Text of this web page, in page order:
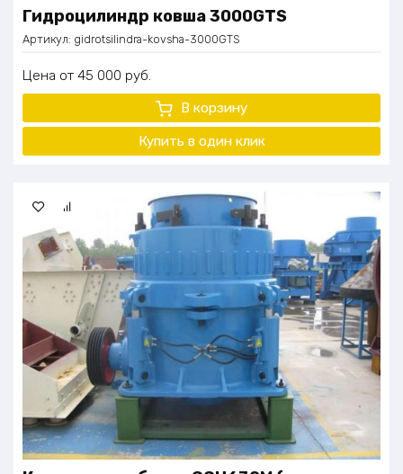
Гидроцилиндр ковша 3000GTS
Артикул: gidrotsilindra-kovsha-3000GTS
Цена 45 000 руб.
В корзину
Купить в один клик